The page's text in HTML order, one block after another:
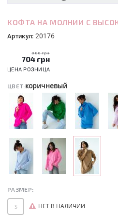
КОФТА НА МОЛНИИ С
Артикул: 20176
880 грн
704 грн
ЦЕНА РОЗНИЦА
ЦВЕТ:коричневый
РАЗМЕР:
S НЕТ В НАЛИЧИИ